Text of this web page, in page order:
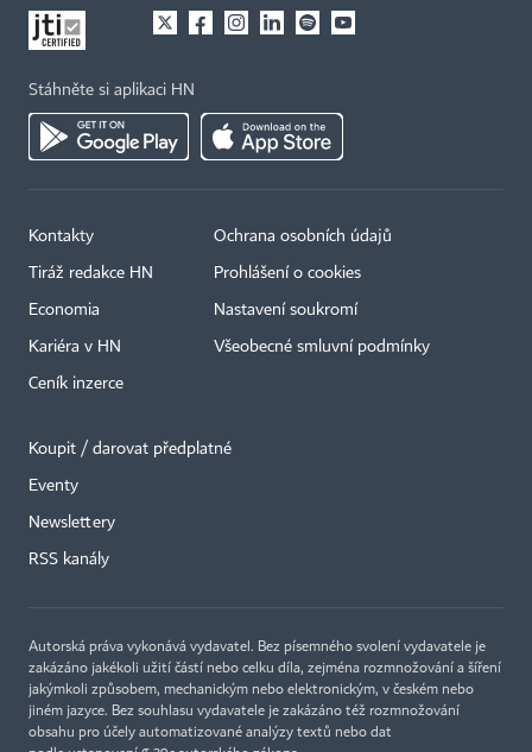
Stáhněte si aplikaci HN
Kontakty
Tiráž redakce HN
Economia
Kariéra v HN
Ceník inzerce
Ochrana osobních údajů
Prohlášení o cookies
Nastavení soukromí
Všeobecné smluvní podmínky
Koupit / darovat předplatné
Eventy
Newslettery
RSS kanály
Autorská práva vykonává vydavatel. Bez písemného svolení vydavatele je
zakázáno jakékoli užití částí nebo celku díla, zejména rozmnožování a šíření
jakýmkoli způsobem, mechanickým nebo elektronickým, v českém nebo
jiném jazyce. Bez souhlasu vydavatele je zakázáno též rozmnožování
obsahu pro účely automatizované analýzy textů nebo dat